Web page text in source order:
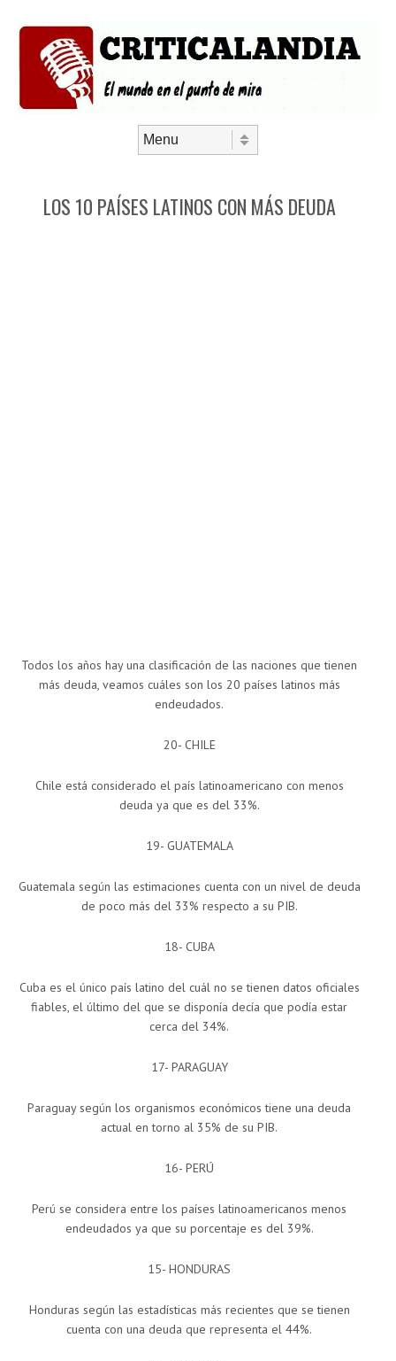
LOS 10 PAÍSES LATINOS CON MÁS DEUDA
Todos los años hay una clasificación de las naciones que tienen
más deuda, veamos cuáles son los 20 países latinos más
endeudados.
20- CHILE
Chile está considerado el país latinoamericano con menos
deuda ya que es del 33%.
19- GUATEMALA
Guatemala según las estimaciones cuenta con un nivel de deuda
de poco más del 33% respecto a su PIB.
18- CUBA
Cuba es el único país latino del cuál no se tienen datos oficiales
fiables, el último del que se disponía decía que podía estar
cerca del 34%.
17- PARAGUAY
Paraguay según los organismos económicos tiene una deuda
actual en torno al 35% de su PIB.
16- PERÚ
Perú se considera entre los países latinoamericanos menos
endeudados ya que su porcentaje es del 39%.
15- HONDURAS
Honduras según las estadísticas más recientes que se tienen
cuenta con una deuda que representa el 44%.